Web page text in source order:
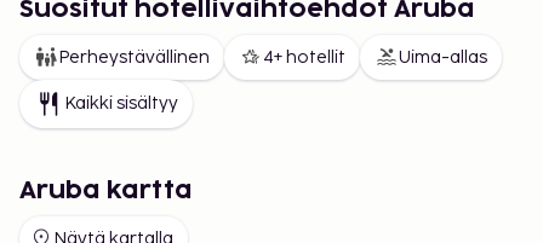
Aruba on synonyymi maailman kauneimmille
rannoille. Eagle Beach, joka on tunnettu pehmeästä,
valkoisesta hiekastaan ja ikonista divi-divi-puista,
sijoittuu usein maailman parhaille rannoille. Palm
Beach on meren syke – täynnä luksushotelleja,
Snorklausta ja rauhallisempia vesiä etsivät
valitsevat usein Baby Beachin, joka on suosittu niin
Suositut hotellivaihtoehdot Aruba
Perheystävällinen 4+ hotellit Uima-allas
Kaikki sisältyy
Aruba kartta
Näytä kartalla